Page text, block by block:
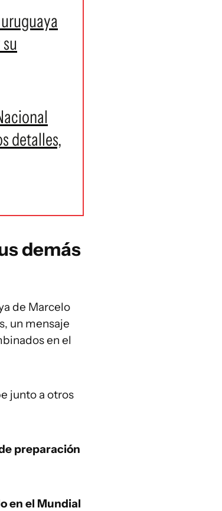
detalles,
demás
de Marcelo
un mensaje
en el
junto a otros
preparación
en el Mundial